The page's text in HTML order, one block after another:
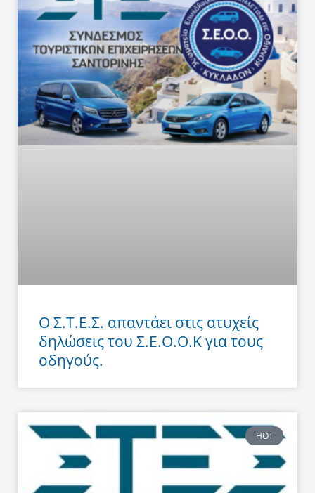
Ο Σ.Τ.Ε.Σ. απαντάει στις ατυχείς
δηλώσεις του Σ.Ε.Ο.Ο.Κ για τους
οδηγούς.
HOT